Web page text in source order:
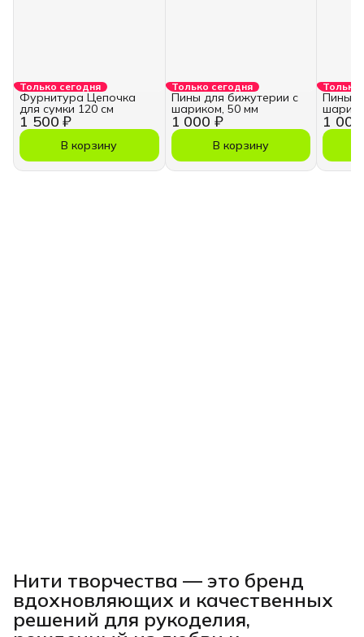
Только сегодня
1 500 ₽
Фурнитура Цепочка
для сумки 120 см
В корзину
Только сегодня
1 000 ₽
Пины для бижутерии с
шариком, 50 мм
В корзину
Только
1
Пины
Нити творчества — это бренд
вдохновляющих и качественных
решений для рукоделия,